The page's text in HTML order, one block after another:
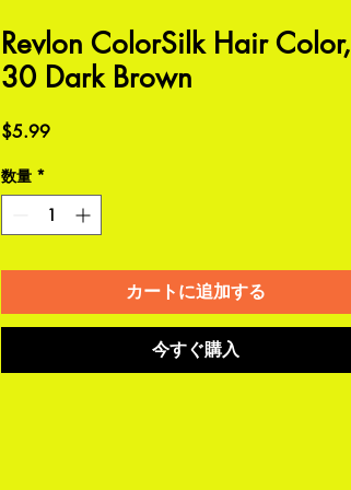
Revlon ColorSilk Hair Color,
30 Dark Brown
$5.99価
数量 *
カートに追加する
今すぐ購入